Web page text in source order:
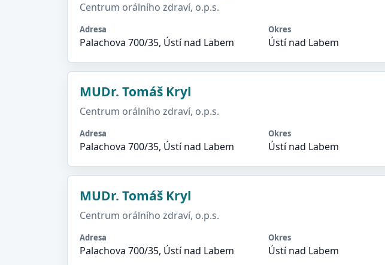
Centrum orálního zdraví, o.p.s.
Adresa
Palachova 700/35, Ústí nad Labem
Okres
Ústí nad Labem
MUDr. Tomáš Kryl
Centrum orálního zdraví, o.p.s.
Adresa
Palachova 700/35, Ústí nad Labem
Okres
Ústí nad Labem
MUDr. Tomáš Kryl
Centrum orálního zdraví, o.p.s.
Adresa
Palachova 700/35, Ústí nad Labem
Okres
Ústí nad Labem